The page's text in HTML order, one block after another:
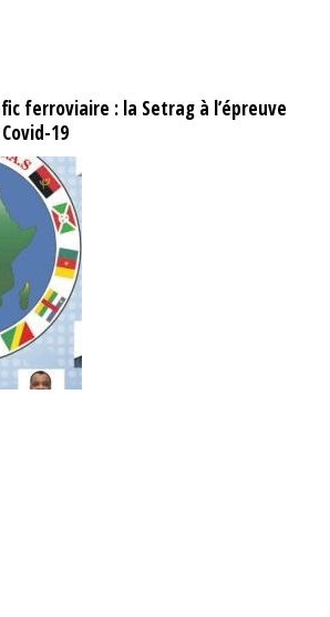
ferroviaire : la Setrag à l’épreuve
19